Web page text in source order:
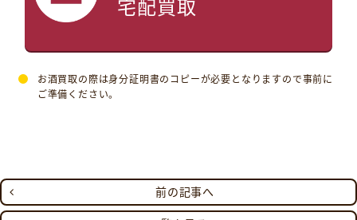
宅配買取
お酒買取の際は身分証明書のコピーが必要となりますので事前に
ご準備ください。
前の記事へ